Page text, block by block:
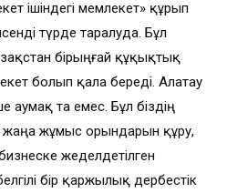
ішіндегі мемлекет» құрып
түрде таралуда. Бұл
бірыңғай құқықтық
болып қала береді. Алатау
аумақ та емес. Бұл біздің
жұмыс орындарын құру,
жеделдетілген
бір қаржылық дербестік